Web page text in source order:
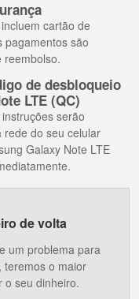
cartão de
pagamentos são
reembolso.
de desbloqueio
LTE (QC)
serão
rede do seu celular
Galaxy Note LTE
de volta
um problema para
teremos o maior
o seu dinheiro.